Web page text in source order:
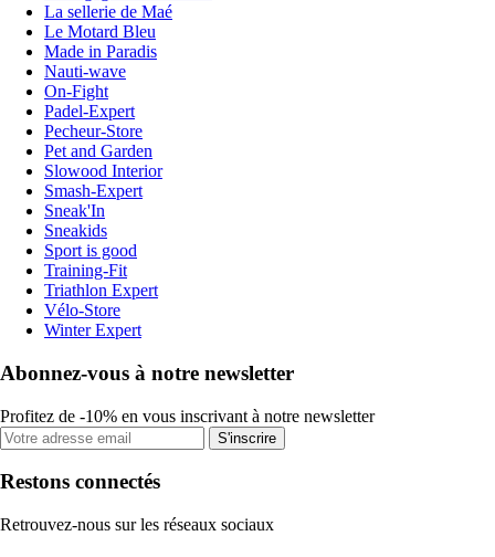
La sellerie de Maé
Le Motard Bleu
Made in Paradis
Nauti-wave
On-Fight
Padel-Expert
Pecheur-Store
Pet and Garden
Slowood Interior
Smash-Expert
Sneak'In
Sneakids
Sport is good
Training-Fit
Triathlon Expert
Vélo-Store
Winter Expert
Abonnez-vous à notre newsletter
Profitez de -10% en vous inscrivant à notre newsletter
S'inscrire
Restons connectés
Retrouvez-nous sur les réseaux sociaux